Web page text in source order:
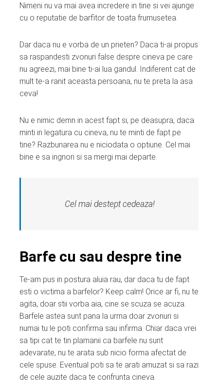
Nimeni nu va mai avea incredere in tine si vei ajunge
cu o reputatie de barfitor de toata frumusetea.
Dar daca nu e vorba de un prieten? Daca ti-ai propus
sa raspandesti zvonuri false despre cineva pe care
nu agreezi, mai bine ti-ai lua gandul. Indiferent cat de
mult te-a ranit aceasta persoana, nu te preta la asa
ceva!
Nu e nimic demn in acest fapt si, pe deasupra, daca
minti in legatura cu cineva, nu te minti de fapt pe
tine? Razbunarea nu e niciodata o optiune. Cel mai
bine e sa ingnori si sa mergi mai departe.
Cel mai destept cedeaza!
Barfe cu sau despre tine
Te-am pus in postura aluia rau, dar daca tu de fapt
esti o victima a barfelor? Keep calm! Orice ar fi, nu te
agita, doar stii vorba aia, cine se scuza se acuza.
Barfele astea sunt pana la urma doar zvonuri si
numai tu le poti confirma sau infirma. Chiar daca vrei
sa tipi cat te tin plamanii ca barfele nu sunt
adevarate, nu te arata sub nicio forma afectat de
cele spuse. Eventual poti sa te arati amuzat si sa razi
de cele auzite daca te confrunta cineva.